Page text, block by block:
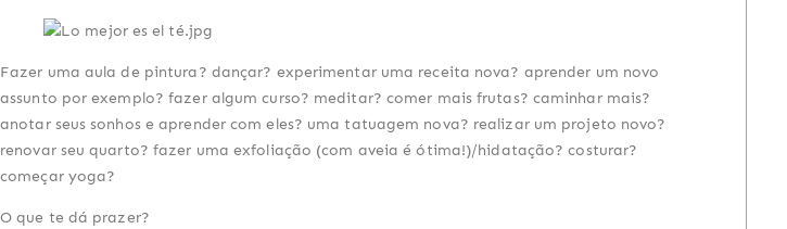
Fazer uma aula de pintura? dançar? experimentar uma receita nova? aprender um novo
assunto por exemplo? fazer algum curso? meditar? comer mais frutas? caminhar mais?
anotar seus sonhos e aprender com eles? uma tatuagem nova? realizar um projeto novo?
renovar seu quarto? fazer uma exfoliação (com aveia é ótima!)/hidatação? costurar?
começar yoga?
O que te dá prazer?